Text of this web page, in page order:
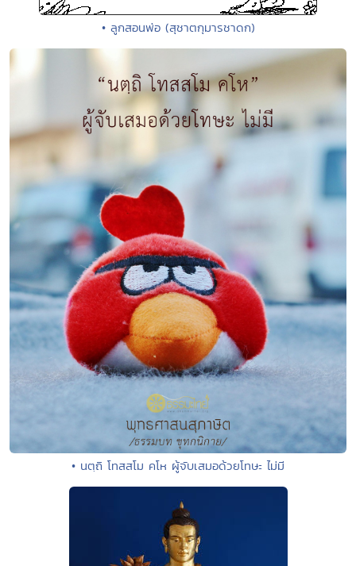
• ลูกสอนพ่อ (สุชาตกุมารชาดก)
• นตฺถิ โทสสโม คโห ผู้จับเสมอด้วยโทษะ ไม่มี